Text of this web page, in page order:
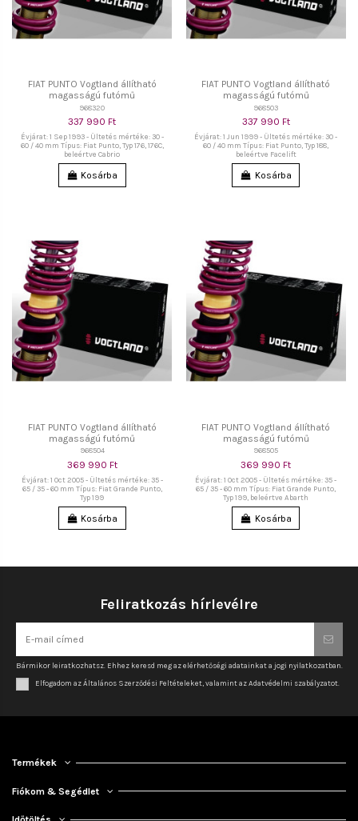
FIAT PUNTO Vogtland állítható
magasságú futómű
968320
337 990 Ft
Évjárat: 1 Sep 1993 - Ültetés mértéke: 30 -
60 / 40 mm Típus: Fiat Punto, Typ 176, 176C,
beleértve Cabrio
Kosárba
FIAT PUNTO Vogtland állítható
magasságú futómű
968503
337 990 Ft
Évjárat: 1 Jun 1999 - Ültetés mértéke: 30 -
60 / 40 mm Típus: Fiat Punto, Typ 188,
beleértve Facelift
Kosárba
FIAT PUNTO Vogtland állítható
magasságú futómű
968504
369 990 Ft
Évjárat: 1 Oct 2005 - Ültetés mértéke: 35 -
65 / 35 - 60 mm Típus: Fiat Grande Punto,
Typ 199
Kosárba
FIAT PUNTO Vogtland állítható
magasságú futómű
968505
369 990 Ft
Évjárat: 1 Oct 2005 - Ültetés mértéke: 35 -
65 / 35 - 60 mm Típus: Fiat Grande Punto,
Typ 199, beleértve Abarth
Kosárba
Feliratkozás hírlevélre
Bármikor leiratkozhatsz. Ehhez keresd meg az elérhetőségi adatainkat a jogi nyilatkozatban.
Elfogadom az Általános Szerződési Feltételeket, valamint az Adatvédelmi szabályzatot.
Termékek
Fiókom & Segédlet